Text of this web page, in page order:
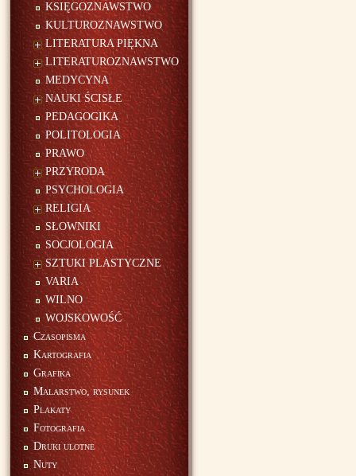
KSIĘGOZNAWSTWO
KULTUROZNAWSTWO
LITERATURA PIĘKNA
LITERATUROZNAWSTWO
MEDYCYNA
NAUKI ŚCISŁE
PEDAGOGIKA
POLITOLOGIA
PRAWO
PRZYRODA
PSYCHOLOGIA
RELIGIA
SŁOWNIKI
SOCJOLOGIA
SZTUKI PLASTYCZNE
VARIA
WILNO
WOJSKOWOŚĆ
Czasopisma
Kartografia
Grafika
Malarstwo, rysunek
Plakaty
Fotografia
Druki ulotne
Nuty